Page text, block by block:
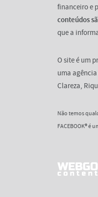
financeiro e
conteúdos
que a
O site é um
uma
Clareza,
Não temos
FACEBOOK® é